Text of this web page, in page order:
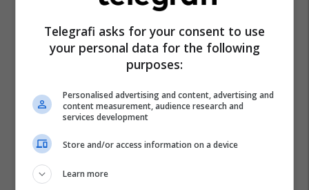
Telegrafi asks for your consent to use
your personal data for the following
purposes:
Personalised advertising and content, advertising and
content measurement, audience research and
services development
Store and/or access information on a device
Learn more